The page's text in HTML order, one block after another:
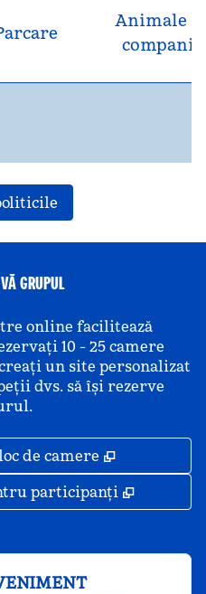
Animale
companie
GRUPUL
online facilitează
10 - 25 camere
un site personalizat
dvs. să își rezerve
de camere ,
participanți ,